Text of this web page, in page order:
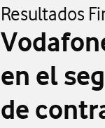
Resultados
en el
de